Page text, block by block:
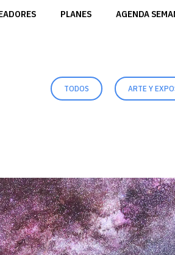
PLANES AGENDA
TODOS ARTE Y